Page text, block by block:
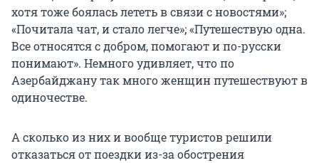
хотя тоже боялась лететь в связи с новостями»;
«Почитала чат, и стало легче»; «Путешествую одна.
Все относятся с добром, помогают и по-русски
понимают». Немного удивляет, что по
Азербайджану так много женщин путешествуют в
одиночестве.
А сколько из них и вообще туристов решили
отказаться от поездки из-за обострения